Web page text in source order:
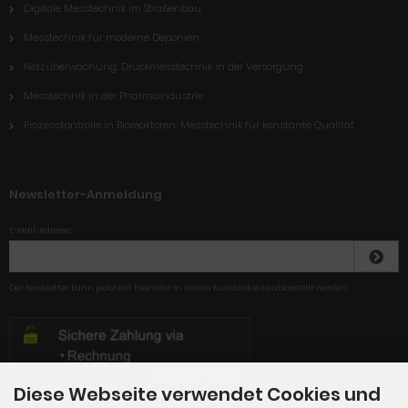
Digitale Messtechnik im Straßenbau
Messtechnik für moderne Deponien
Netzüberwachung: Druckmesstechnik in der Versorgung
Messtechnik in der Pharmaindustrie
Prozesskontrolle in Bioreaktoren: Messtechnik für konstante Qualität
Newsletter-Anmeldung
E-Mail-Adresse:
Der Newsletter kann jederzeit hier oder in Ihrem Kundenkonto abbestellt werden.
Diese Webseite verwendet Cookies und